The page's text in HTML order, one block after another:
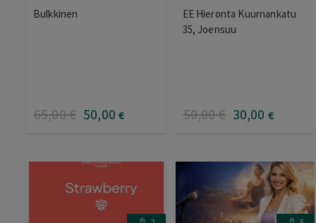
Bulkkinen
65,00€ 50,00 €
EE Hieronta Kuurnankatu
35, Joensuu
50,00€ 30,00 €